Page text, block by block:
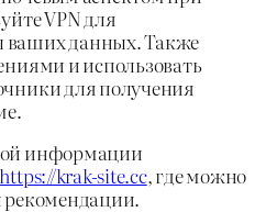
VPN для
ваших данных. Также
и использовать
для получения
информации
https://krak-site.cc, где можно
рекомендации.